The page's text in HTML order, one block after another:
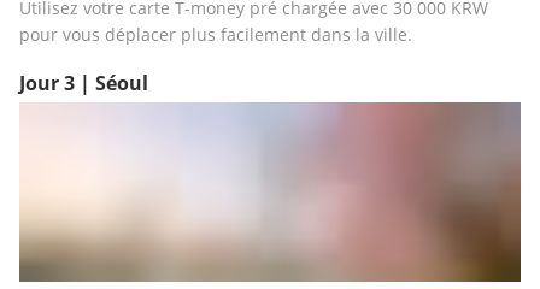
Utilisez votre carte T-money pré chargée avec 30 000 KRW
pour vous déplacer plus facilement dans la ville.
Jour 3 | Séoul